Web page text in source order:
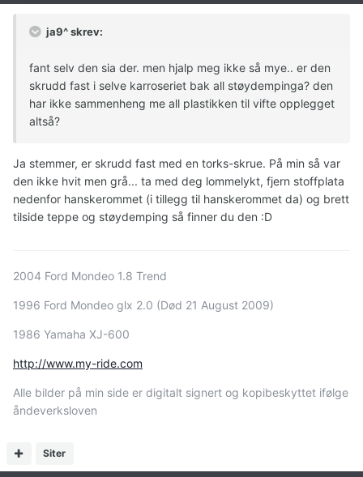
ja9^ skrev:
fant selv den sia der. men hjalp meg ikke så mye.. er den
skrudd fast i selve karroseriet bak all støydempinga? den
har ikke sammenheng me all plastikken til vifte opplegget
altså?
Ja stemmer, er skrudd fast med en torks-skrue. På min så var
den ikke hvit men grå... ta med deg lommelykt, fjern stoffplata
nedenfor hanskerommet (i tillegg til hanskerommet da) og brett
tilside teppe og støydemping så finner du den :D
Siter
2004 Ford Mondeo 1.8 Trend
1996 Ford Mondeo glx 2.0 (Død 21 August 2009)
1986 Yamaha XJ-600
http://www.my-ride.com
Alle bilder på min side er digitalt signert og kopibeskyttet ifølge
åndeverksloven